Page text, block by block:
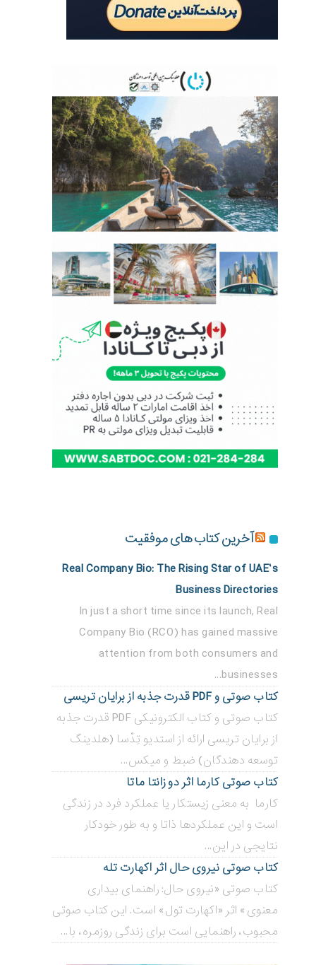
آخرین کتاب های موفقیت
Real Company Bio: The Rising Star of UAE’s
Business Directories
In just a short time since its launch, Real
Company Bio (RCO) has gained massive
attention from both consumers and
businesses...
کتاب صوتی و PDF قدرت جذبه از برایان تریسی
کتاب صوتی و کتاب الکترونیکی PDF قدرت جذبه
از برایان تریسی ارائه از استدیو تِدْسا (هلدینگ
توسعه دهندگان) ضبط و میکس...
کتاب صوتی کارما اثر دو زانتا ماتا
کارما به معنی زیستکار یا عملکرد فرد در زندگی
است و این عملکردها ذاتا و به طور خودکار
نتایجی در این...
کتاب صوتی نیروی حال اثر اکهارت تله
کتاب صوتی «نیروی حال: راهنمای بیداری
معنوی» اثر «اکهارت تول» است. این کتاب صوتی
محبوب، راهنمایی است برای زندگی روزمره، با...